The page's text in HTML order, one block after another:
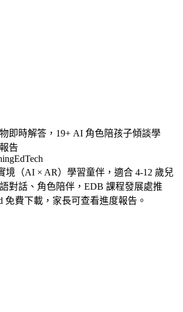
即時解答，19+ AI 角色陪孩子傾談學
告
EdTech
境（AI × AR）學習童伴，適合 4-12 歲兒
對話、角色陪伴，EDB 課程發展處推
免費下載，家長可查看進度報告。